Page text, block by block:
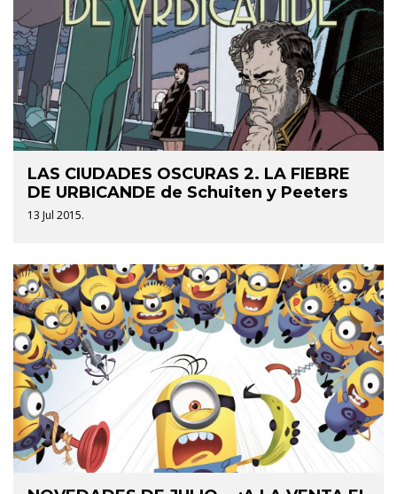
LAS CIUDADES OSCURAS 2. LA FIEBRE
DE URBICANDE de Schuiten y Peeters
13 Jul 2015.